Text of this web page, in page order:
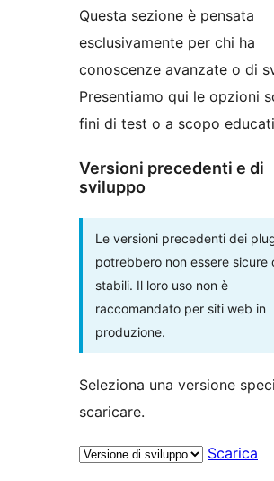
Questa sezione è pensata
esclusivamente per chi ha
conoscenze avanzate o di
Presentiamo qui le opzioni
fini di test o a scopo
Versioni precedenti e di
sviluppo
Le versioni precedenti dei
potrebbero non essere sicure
stabili. Il loro uso non è
raccomandato per siti web in
produzione.
Seleziona una versione
scaricare.
Scarica